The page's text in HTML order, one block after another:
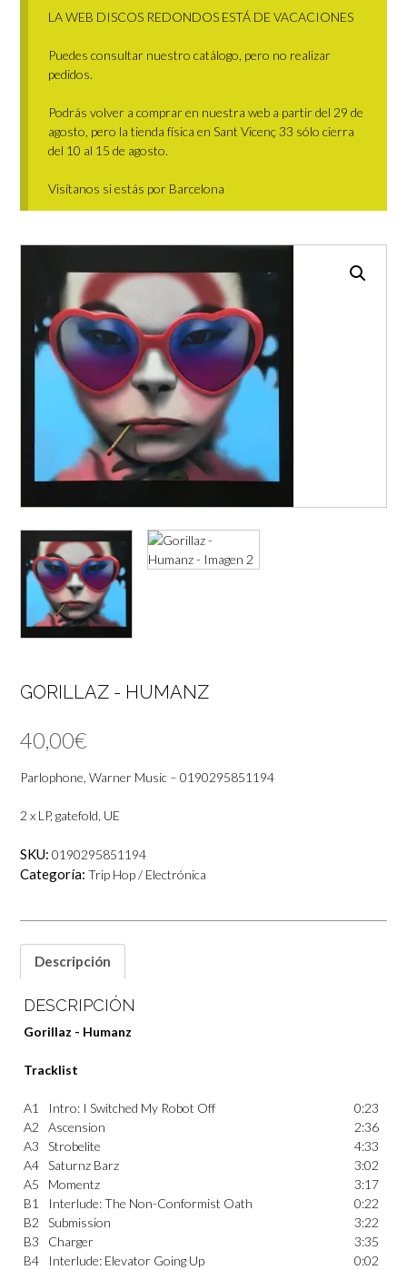
LA WEB DISCOS REDONDOS ESTÁ DE VACACIONES
Puedes consultar nuestro catálogo, pero no realizar
pedidos.
Podrás volver a comprar en nuestra web a partir del 29 de
agosto, pero la tienda física en Sant Vicenç 33 sólo cierra
del 10 al 15 de agosto.
Visítanos si estás por Barcelona
GORILLAZ ‎- HUMANZ
40,00€
Parlophone, Warner Music – 0190295851194
2 x LP, gatefold, UE
SKU: 0190295851194
Categoría: Trip Hop / Electrónica
Descripción
DESCRIPCIÓN
Gorillaz ‎- Humanz
Tracklist
A1 Intro: I Switched My Robot Off
0:23
A2
Ascension
2:36
A3
Strobelite
4:33
A4 Saturnz Barz
3:02
A5
Momentz
3:17
B1
Interlude: The Non-Conformist Oath
0:22
B2
Submission
3:22
B3
Charger
3:35
B4
Interlude: Elevator Going Up
0:02